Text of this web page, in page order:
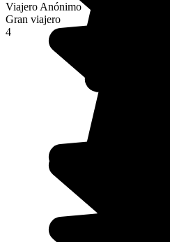
Viajero Anónimo
Gran viajero
4